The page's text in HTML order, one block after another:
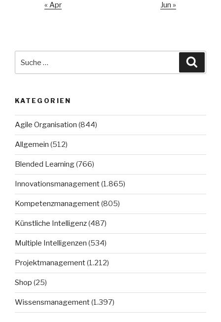
« Apr Jun »
nach:
KATEGORIEN
Agile Organisation (844)
Allgemein (512)
Blended Learning(766)
Innovationsmanagement(1.865)
Kompetenzmanagement(805)
Künstliche Intelligenz(487)
Multiple Intelligenzen (534)
Projektmanagement(1.212)
Shop (25)
Wissensmanagement(1.397)